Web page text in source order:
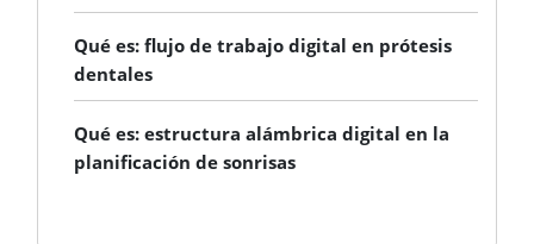
Qué es: flujo de trabajo digital en prótesis
dentales
Qué es: estructura alámbrica digital en la
planificación de sonrisas